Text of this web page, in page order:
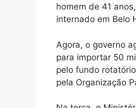
homem de 41
internado em Belo
Agora, o governo
para importar 50
pelo fundo
pela Organização